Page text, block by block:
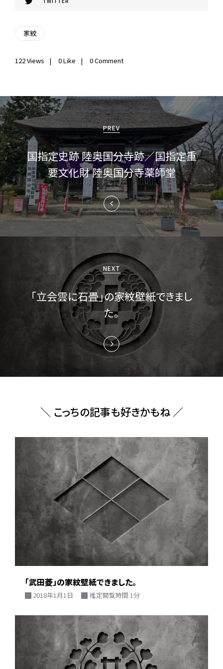
家紋
122Views 0Like 0 Comment
投
稿
ナ
ビ
ゲ
ー
シ
PREV
国指定史跡 陸奥国分寺跡／国指定重
要文化財 陸奥国分寺薬師堂
NEXT
「立会雲に石畳」の家紋壁紙できまし
た。
＼ こっちの記事も好きかもね ／
「武田菱」の家紋壁紙できました。
2018年1月1日 推定閲覧時間 1分